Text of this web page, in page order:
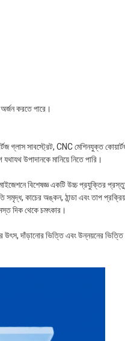
অর্জন করতে পারে।
গ্লাস সাবস্ট্রেট, CNC মেশিনযুক্ত
উপাদানকে মানিয়ে নিতে পারি।
বিশেষজ্ঞ একটি উচ্চ প্রযুক্তির
কাচের অঙ্কন, ঠান্ডা এবং তাপ
দিক থেকে চমৎকার।
উৎস, দাঁড়ানোর ভিত্তি এবং উন্নয়নের